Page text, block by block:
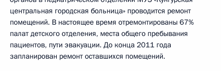
центральная городская больница» проводится ремонт
помещений. В настоящее время отремонтированы 67%
палат детского отделения, места общего пребывания
пациентов, пути эвакуации. До конца 2011 года
запланирован ремонт оставшихся помещений.